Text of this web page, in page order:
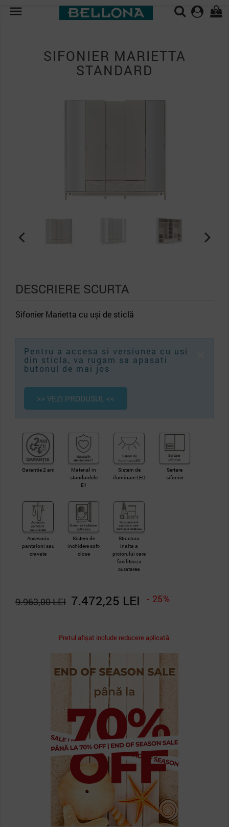
 0
SIFONIER MARIETTA
STANDARD
DESCRIERE SCURTA
Sifonier Marietta cu uși de sticlă
Pentru a accesa si versiunea cu usi
din sticla, va rugam sa apasati
butonul de mai jos
>> VEZI PRODUSUL <<
Garantie 2 ani
Material in
standardele
E1
Sistem de
iluminare LED
Sertare
sifonier
Accesoriu
pantaloni sau
cravate
Sistem de
inchidere soft-
close
Structura
inalta a
piciorului care
faciliteaza
curatarea
7.472,25 LEI - 25%
9.963,00 LEI
Pretul afișat include reducere aplicată.